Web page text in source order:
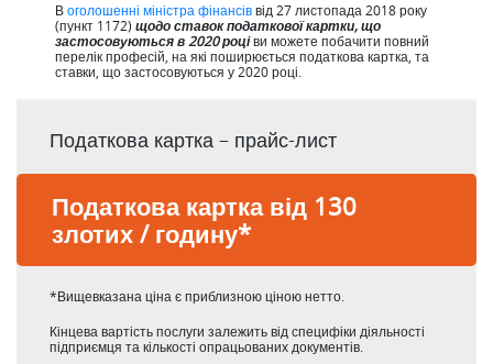
Воголошенні міністра фінансіввід 27 листопада 2018 року
(пункт 1172) щодо ставок податкової картки, що
застосовуються в 2020 роціви можете побачити повний
перелік професій, на які поширюється податкова картка, та
ставки, що застосовуються у 2020 році.
Податкова картка – прайс-лист
Податкова картка від 130
злотих / годину*
*Вищевказана ціна є приблизною ціною нетто.
Кінцева вартість послуги залежить від специфіки діяльності
підприємця та кількості опрацьованих документів.